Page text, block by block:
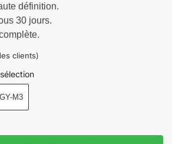
définition.
30 jours.
clients)
GY-M3